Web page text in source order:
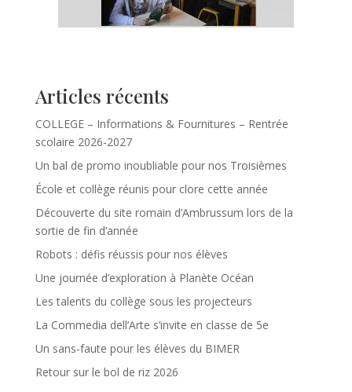
Articles récents
COLLEGE – Informations & Fournitures – Rentrée
scolaire 2026-2027
Un bal de promo inoubliable pour nos Troisièmes
École et collège réunis pour clore cette année
Découverte du site romain d’Ambrussum lors de la
sortie de fin d’année
Robots : défis réussis pour nos élèves
Une journée d’exploration à Planète Océan
Les talents du collège sous les projecteurs
La Commedia dell’Arte s’invite en classe de 5e
Un sans‑faute pour les élèves du BIMER
Retour sur le bol de riz 2026